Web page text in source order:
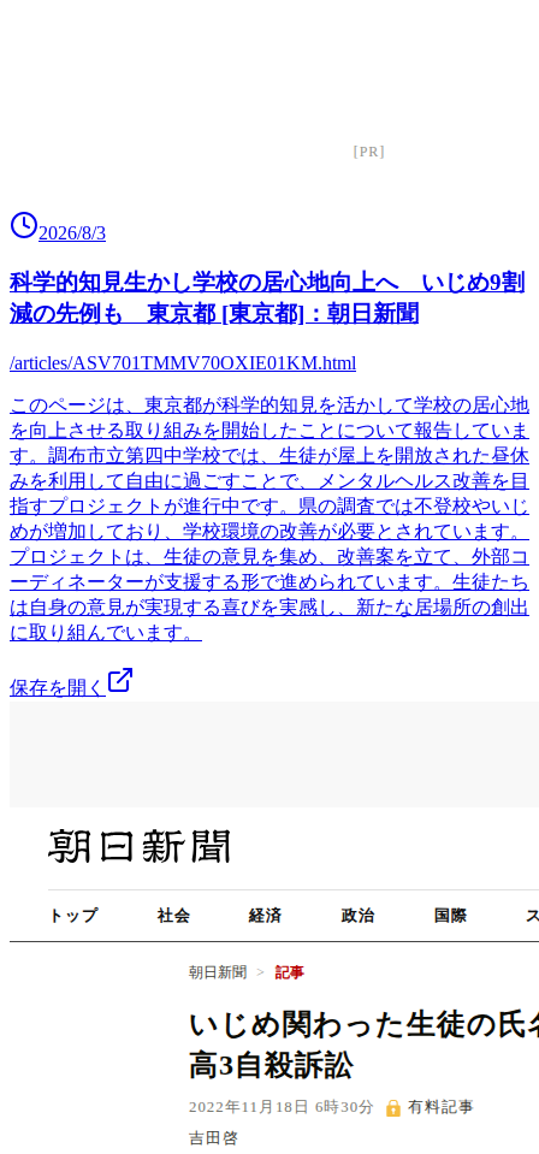
2026/8/3
科学的知見生かし学校の居心地向上へ いじめ9割
減の先例も 東京都 [東京都]：朝日新聞
/articles/ASV701TMMV70OXIE01KM.html
このページは、東京都が科学的知見を活かして学校の居心地
を向上させる取り組みを開始したことについて報告していま
す。調布市立第四中学校では、生徒が屋上を開放された昼休
みを利用して自由に過ごすことで、メンタルヘルス改善を目
指すプロジェクトが進行中です。県の調査では不登校やいじ
めが増加しており、学校環境の改善が必要とされています。
プロジェクトは、生徒の意見を集め、改善案を立て、外部コ
ーディネーターが支援する形で進められています。生徒たち
は自身の意見が実現する喜びを実感し、新たな居場所の創出
に取り組んでいます。
保存を開く